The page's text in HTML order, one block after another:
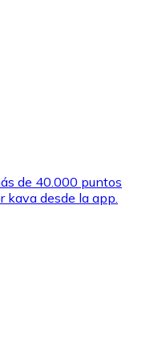
marcas favoritas con
de 40.000 puntos
kava desde la app.